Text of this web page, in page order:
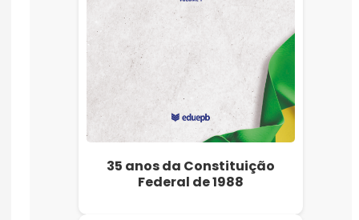
35 anos da Constituição
Federal de 1988